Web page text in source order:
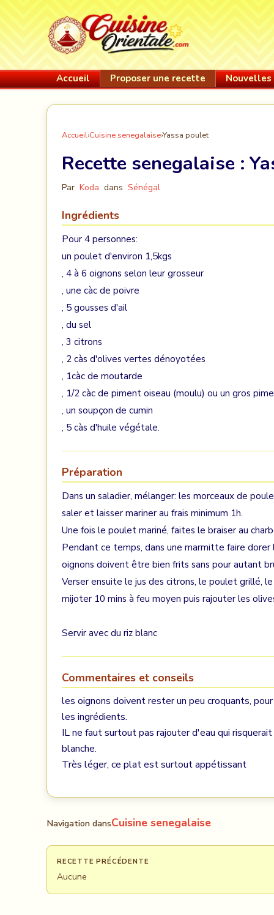
Accueil Proposer une recette
Accueil›Cuisine senegalaise›Yassa poulet
Recette senegalaise :
Par Koda dans Sénégal
Ingrédients
Pour 4 personnes:
un poulet d'environ 1,5kgs
, 4 à 6 oignons selon leur grosseur
, une càc de poivre
, 5 gousses d'ail
, du sel
, 3 citrons
, 2 càs d'olives vertes dénoyotées
, 1càc de moutarde
, 1/2 càc de piment oiseau (moulu) ou un gros
, un soupçon de cumin
, 5 càs d'huile végétale.
Préparation
Dans un saladier, mélanger: les morceaux de
saler et laisser mariner au frais minimum 1h.
Une fois le poulet mariné, faites le braiser au
Pendant ce temps, dans une marmitte faire dorer
oignons doivent être bien frits sans pour autant
Verser ensuite le jus des citrons, le poulet grillé,
mijoter 10 mins à feu moyen puis rajouter les
Servir avec du riz blanc
Commentaires et conseils
les oignons doivent rester un peu croquants,
les ingrédients.
IL ne faut surtout pas rajouter d'eau qui
blanche.
Très léger, ce plat est surtout appétissant
Navigation dansCuisine senegalaise
RECETTE PRÉCÉDENTE
Aucune